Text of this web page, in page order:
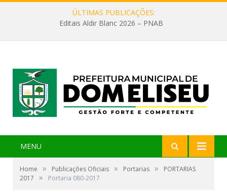
ÚLTIMAS PUBLICAÇÕES:
Editais Aldir Blanc 2026 – PNAB
MENU
Home » Publicações Oficiais » Portarias »
PORTARIAS
2017
» Portaria 080-2017